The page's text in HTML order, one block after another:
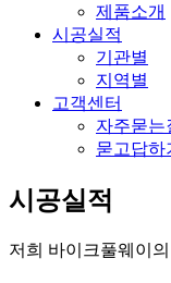
제품소개
시공실적
기관별
지역별
고객센터
자주묻는
묻고답하
시공실적
저희 바이크풀웨이